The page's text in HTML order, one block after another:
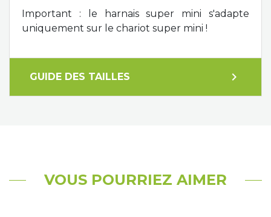
Important : le harnais super mini s'adapte
uniquement sur le chariot super mini !
GUIDE DES TAILLES expand_more
VOUS POURRIEZ AIMER